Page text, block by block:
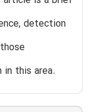
detection
in this area.